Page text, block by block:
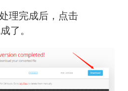
理完成后，点击
了。